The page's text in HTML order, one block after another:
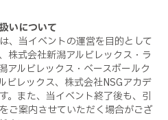
いについて
、当イベントの運営を目的として
株式会社新潟アルビレックス・ラ
アルビレックス・ベースボールク
ビレックス、株式会社NSGアカデ
。また、当イベント終了後も、引
ご案内させていただく場合がござ